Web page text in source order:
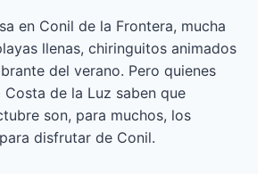
en Conil de la Frontera, mucha
llenas, chiringuitos animados
del verano. Pero quienes
de la Luz saben que
son, para muchos, los
disfrutar de Conil.